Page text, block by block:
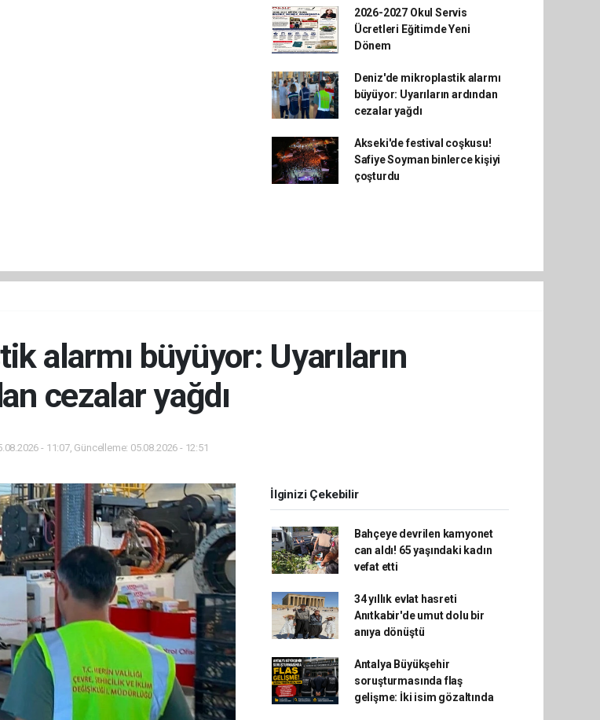
2026-2027 Okul Servis
Ücretleri Eğitimde Yeni
Dönem
Deniz'de mikroplastik alarmı
büyüyor: Uyarıların ardından
cezalar yağdı
Akseki'de festival coşkusu!
Safiye Soyman binlerce kişiyi
çoşturdu
alarmı büyüyor: Uyarıların
cezalar yağdı
- 11:07, Güncelleme: 05.08.2026 - 12:51
İlginizi Çekebilir
Bahçeye devrilen kamyonet
can aldı! 65 yaşındaki kadın
vefat etti
34 yıllık evlat hasreti
Anıtkabir'de umut dolu bir
anıya dönüştü
Antalya Büyükşehir
soruşturmasında flaş
gelişme: İki isim gözaltında